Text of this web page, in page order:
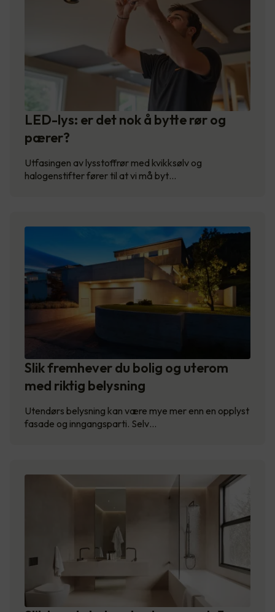
LED-lys: er det nok å bytte rør og
pærer?
Utfasingen av lysstoffrør med kvikksølv og
halogenstifter fører til at vi må byt…
Slik fremhever du bolig og uterom
med riktig belysning
Utendørs belysning kan være mye mer enn en opplyst
fasade og inngangsparti. Selv…